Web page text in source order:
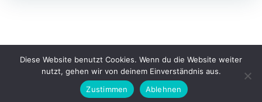
© 2026 Schützengesellschaft TELL Hainsacker e. V..
Created for free using WordPress andColibri
Diese Website benutzt Cookies. Wenn du die Website weiter
nutzt, gehen wir von deinem Einverständnis aus.
Zustimmen
Ablehnen